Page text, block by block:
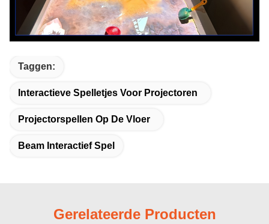
Taggen:
Interactieve Spelletjes Voor Projectoren
Projectorspellen Op De Vloer
Beam Interactief Spel
Gerelateerde Producten